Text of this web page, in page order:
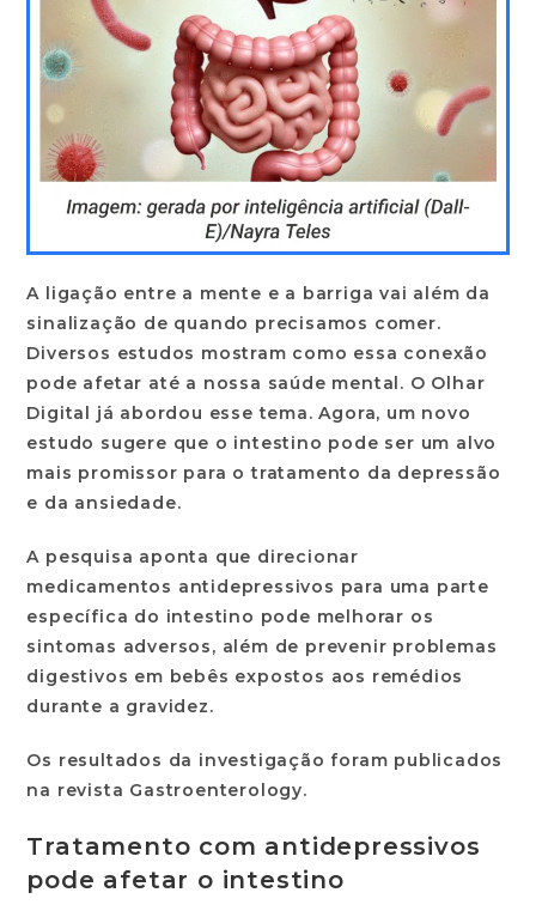
A ligação entre a mente e a barriga vai além da
sinalização de quando precisamos comer.
Diversos estudos mostram como essa conexão
pode afetar até a nossa saúde mental. O Olhar
Digital já abordou esse tema. Agora, um novo
estudo sugere que o intestino pode ser um alvo
mais promissor para o tratamento da depressão
e da ansiedade.
A pesquisa aponta que direcionar
medicamentos antidepressivos para uma parte
específica do intestino pode melhorar os
sintomas adversos, além de prevenir problemas
digestivos em bebês expostos aos remédios
durante a gravidez.
Os resultados da investigação foram publicados
na revista Gastroenterology.
Tratamento com antidepressivos
pode afetar o intestino